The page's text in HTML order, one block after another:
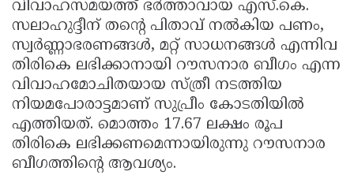
വിവാഹസമയത്ത് ഭർത്താവായ എസ്.കെ.
സലാഹുദ്ദീന് തൻ്റെ പിതാവ് നൽകിയ പണം,
സ്വർണ്ണാഭരണങ്ങൾ, മറ്റ് സാധനങ്ങൾ എന്നിവ
തിരികെ ലഭിക്കാനായി റൗസനാര ബീഗം എന്ന
വിവാഹമോചിതയായ സ്ത്രീ നടത്തിയ
നിയമപോരാട്ടമാണ് സുപ്രീം കോടതിയിൽ
എത്തിയത്. മൊത്തം 17.67 ലക്ഷം രൂപ
തിരികെ ലഭിക്കണമെന്നായിരുന്നു റൗസനാര
ബീഗത്തിൻ്റെ ആവശ്യം.